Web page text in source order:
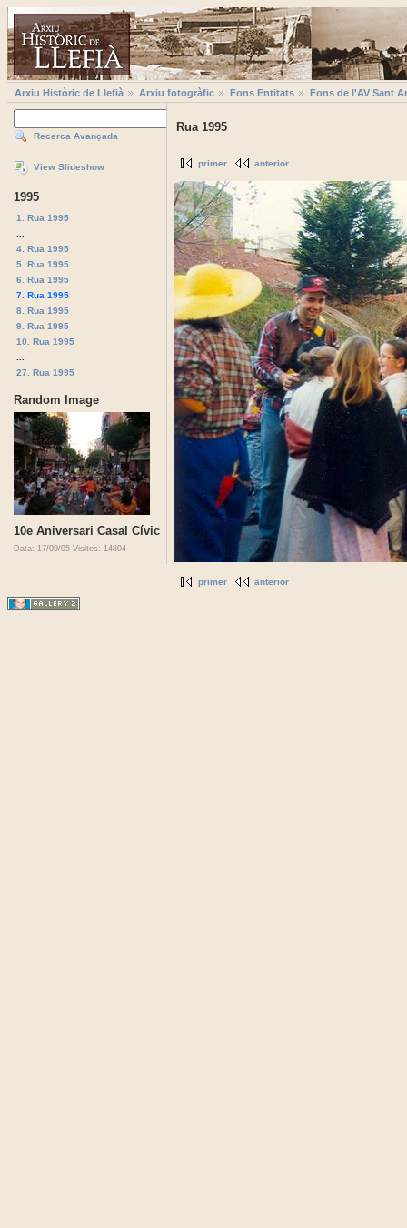
Arxiu Històric de Llefià Arxiu fotogràfic Fons Entitats Fons de l'AV Sant
Recerca Avançada
View Slideshow
1995
1. Rua 1995
4. Rua 1995
5. Rua 1995
6. Rua 1995
7. Rua 1995
8. Rua 1995
9. Rua 1995
10. Rua 1995
27. Rua 1995
Random Image
10e Aniversari Casal Cívic
Data: 17/09/05 Visites: 14804
Rua 1995
primer anterior
primer anterior